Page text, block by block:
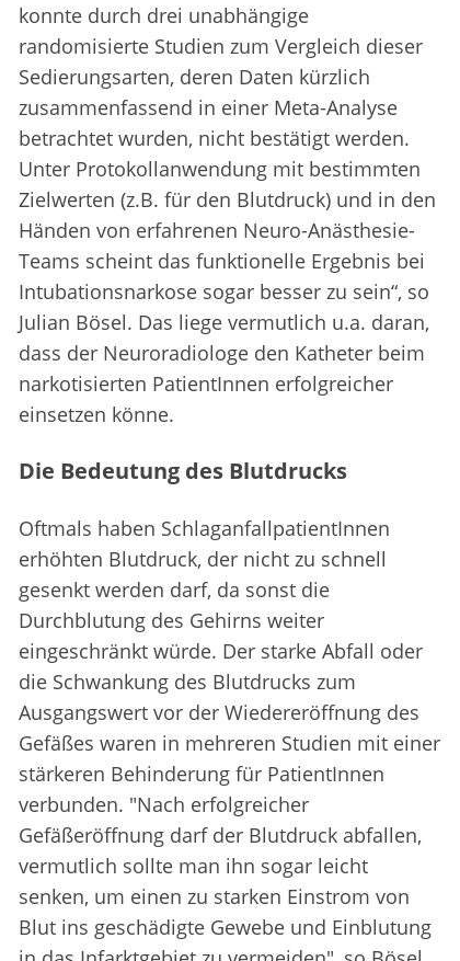
konnte durch drei unabhängige
randomisierte Studien zum Vergleich dieser
Sedierungsarten, deren Daten kürzlich
zusammenfassend in einer Meta-Analyse
betrachtet wurden, nicht bestätigt werden.
Unter Protokollanwendung mit bestimmten
Zielwerten (z.B. für den Blutdruck) und in den
Händen von erfahrenen Neuro-Anästhesie-
Teams scheint das funktionelle Ergebnis bei
Intubationsnarkose sogar besser zu sein“, so
Julian Bösel. Das liege vermutlich u.a. daran,
dass der Neuroradiologe den Katheter beim
narkotisierten PatientInnen erfolgreicher
einsetzen könne.
Die Bedeutung des Blutdrucks
Oftmals haben SchlaganfallpatientInnen
erhöhten Blutdruck, der nicht zu schnell
gesenkt werden darf, da sonst die
Durchblutung des Gehirns weiter
eingeschränkt würde. Der starke Abfall oder
die Schwankung des Blutdrucks zum
Ausgangswert vor der Wiedereröffnung des
Gefäßes waren in mehreren Studien mit einer
stärkeren Behinderung für PatientInnen
verbunden. "Nach erfolgreicher
Gefäßeröffnung darf der Blutdruck abfallen,
vermutlich sollte man ihn sogar leicht
senken, um einen zu starken Einstrom von
Blut ins geschädigte Gewebe und Einblutung